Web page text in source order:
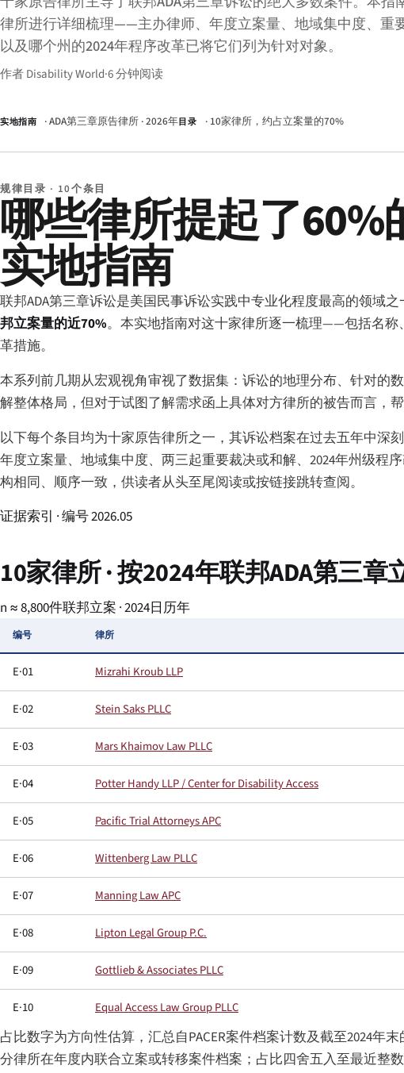
律所进行详细梳理——主办律师、年度立案量、地域集中度、重
以及哪个州的2024年程序改革已将它们列为针对对象。
作者 Disability World·6 分钟阅读
实地指南 · ADA第三章原告律所 · 2026年目录 · 10家律所，约占立案量的70%
规律目录 · 10个条目
哪些律所提起了60%
实地指南
联邦ADA第三章诉讼是美国民事诉讼实践中专业化程度最高的领域
邦立案量的近70%。本实地指南对这十家律所逐一梳理——包括名
革措施。
本系列前几期从宏观视角审视了数据集：诉讼的地理分布、针对的
解整体格局，但对于试图了解需求函上具体对方律所的被告而言，
以下每个条目均为十家原告律所之一，其诉讼档案在过去五年中深
年度立案量、地域集中度、两三起重要裁决或和解、2024年州级程
构相同、顺序一致，供读者从头至尾阅读或按链接跳转查阅。
证据索引 · 编号 2026.05
10家律所 · 按2024年联邦ADA第三章
n ≈ 8,800件联邦立案 · 2024日历年
编号 律所
E·01 Mizrahi Kroub LLP
E·02 Stein Saks PLLC
E·03 Mars Khaimov Law PLLC
E·04 Potter Handy LLP / Center for Disability Access
E·05 Pacific Trial Attorneys APC
E·06 Wittenberg Law PLLC
E·07 Manning Law APC
E·08 Lipton Legal Group P.C.
E·09 Gottlieb & Associates PLLC
E·10 Equal Access Law Group PLLC
占比数字为方向性估算，汇总自PACER案件档案计数及截至2024年
分律所在年度内联合立案或转移案件档案；占比四舍五入至最近整